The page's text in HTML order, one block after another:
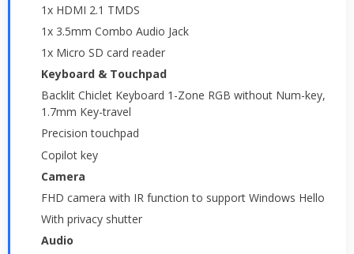
1x HDMI 2.1 TMDS
1x 3.5mm Combo Audio Jack
1x Micro SD card reader
Keyboard & Touchpad
Backlit Chiclet Keyboard 1-Zone RGB without Num-key,
1.7mm Key-travel
Precision touchpad
Copilot key
Camera
FHD camera with IR function to support Windows Hello
With privacy shutter
Audio